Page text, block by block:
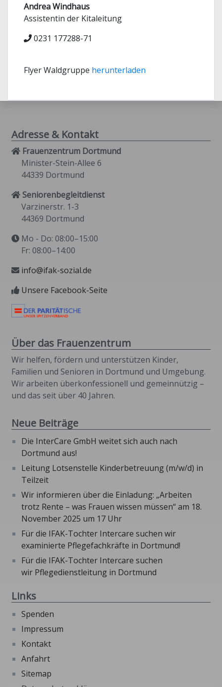
Andrea Windhaus
Assistentin der Kitaleitung
0231 177288-71
Flyer Waldgruppe herunterladen
Adresse & Kontakt
Frauenzentrum Dortmund
Minister-Stein-Allee 6
44339 Dortmund
Seniorenbegleitdienst
Varzinerstr. 1-3
44369 Dortmund
Mo - Do: 08:00–15:00
Fr: 08:00–14:00
info@ifak-sozial.de
Unsere Facebook-Seite
Über das Frauenzentrum
Wir helfen, fördern und unterstützen Kinder,
Familien und Senioren in Dortmund und Umgebung.
Wir arbeiten überkonfessionell und gemeinnützig –
und das seit über 40 Jahren.
Neue Beiträge
Die InterCare GmbH weitet sich auch nach
Dortmund aus!
Leitung Lotsenstelle Kinderbetreuung (m/w/d) in
Teilzeit
Wir informieren über die Einladung: „Arbeiten
trotz Rente – was Frauen wissen müssen“ am 18.
November 2025 um 17 Uhr
Für die IFAK-Tochter Intercare suchen wir
examinierte Pflegefachkräfte in Dortmund!
Für die IFAK-Tochter Intercare suchen
wir Pflegedienstleitung in Dortmund
Links
Spenden
Impressum
Kontakt
Anfahrt
Sitemap